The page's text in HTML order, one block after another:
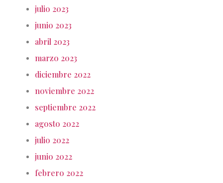
julio 2023
junio 2023
abril 2023
marzo 2023
diciembre 2022
noviembre 2022
septiembre 2022
agosto 2022
julio 2022
junio 2022
febrero 2022